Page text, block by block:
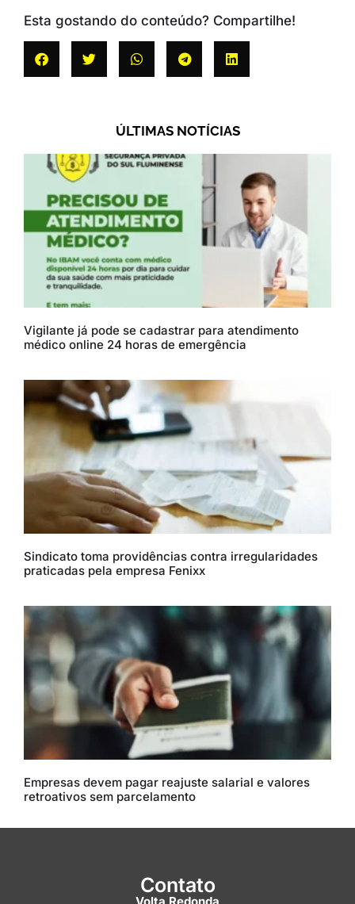
Esta gostando do conteúdo? Compartilhe!
ÚLTIMAS NOTÍCIAS
Vigilante já pode se cadastrar para atendimento
médico online 24 horas de emergência
Sindicato toma providências contra irregularidades
praticadas pela empresa Fenixx
Empresas devem pagar reajuste salarial e valores
retroativos sem parcelamento
Contato